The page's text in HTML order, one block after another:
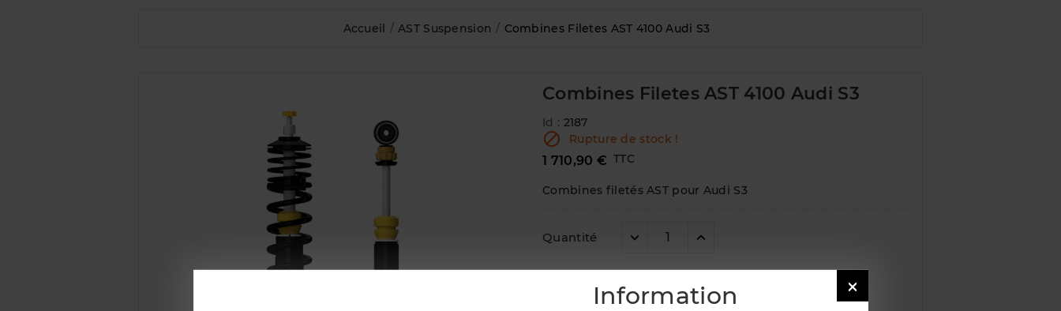
Accueil AST Suspension Combines Filetes AST 4100 Audi S3
Combines Filetes AST 4100 Audi S3
Id : 2187
 Rupture de stock !
1 710,90 € TTC
Combines filetés AST pour Audi S3
Quantité

Information